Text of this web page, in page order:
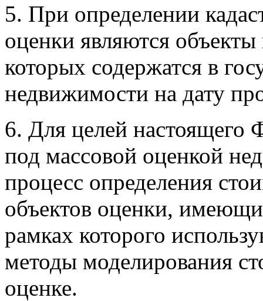
5. При определении
оценки являются
которых содержатся в
недвижимости на дату
6. Для целей настоящего
под массовой оценкой
процесс определения
объектов оценки,
рамках которого
методы моделирования
оценке.